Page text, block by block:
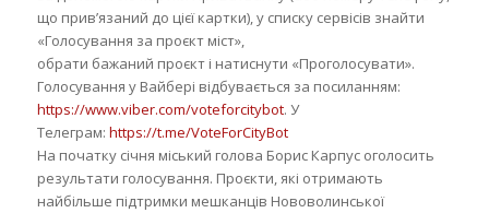
що прив’язаний до цієї картки), у списку сервісів знайти
«Голосування за проєкт міст»,
обрати бажаний проєкт і натиснути «Проголосувати».
Голосування у Вайбері відбувається за посиланням:
https://www.viber.com/voteforcitybot. У
Телеграм: https://t.me/VoteForCityBot
На початку січня міський голова Борис Карпус оголосить
результати голосування. Проєкти, які отримають
найбільше підтримки мешканців Нововолинської